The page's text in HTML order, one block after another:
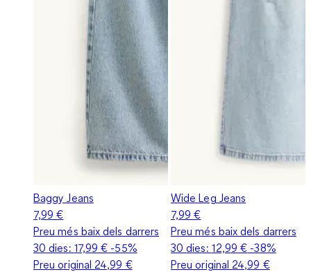
Baggy Jeans
7,99 €
Preu més baix dels darrers
30 dies: 17,99 € -55%
Preu original 24,99 €
Wide Leg Jeans
7,99 €
Preu més baix dels darrers
30 dies: 12,99 € -38%
Preu original 24,99 €